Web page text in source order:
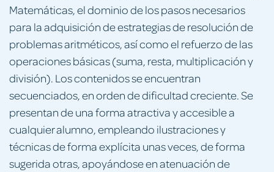
Matemáticas, el dominio de los pasos necesarios
para la adquisición de estrategias de resolución de
problemas aritméticos, así como el refuerzo de las
operaciones básicas (suma, resta, multiplicación y
división). Los contenidos se encuentran
secuenciados, en orden de dificultad creciente. Se
presentan de una forma atractiva y accesible a
cualquier alumno, empleando ilustraciones y
técnicas de forma explícita unas veces, de forma
sugerida otras, apoyándose en atenuación de